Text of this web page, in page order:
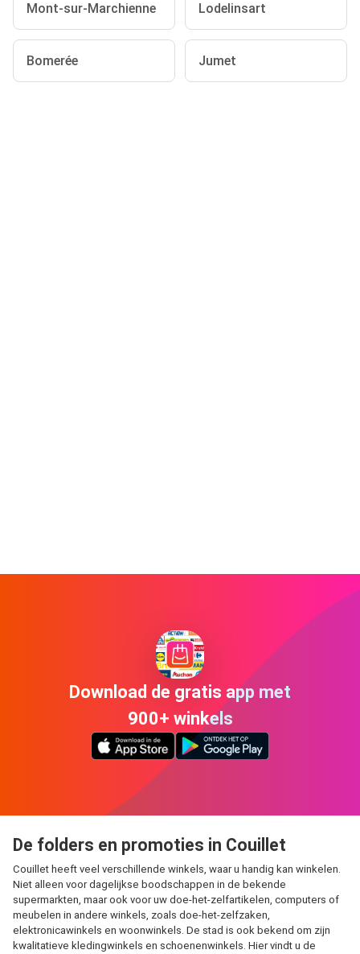
Mont-sur-Marchienne Lodelinsart
Bomerée Jumet
Download de gratis app met
900+ winkels
De folders en promoties in Couillet
Couillet heeft veel verschillende winkels, waar u handig kan winkelen.
Niet alleen voor dagelijkse boodschappen in de bekende
supermarkten, maar ook voor uw doe-het-zelfartikelen, computers of
meubelen in andere winkels, zoals doe-het-zelfzaken,
elektronicawinkels en woonwinkels. De stad is ook bekend om zijn
kwalitatieve kledingwinkels en schoenenwinkels. Hier vindt u de